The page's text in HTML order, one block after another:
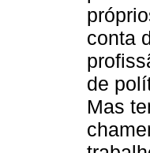
conta
de
Mas